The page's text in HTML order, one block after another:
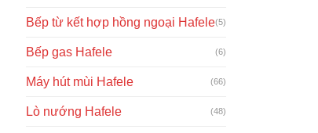
Bếp từ kết hợp hồng ngoại Hafele(5)
Bếp gas Hafele (6)
Máy hút mùi Hafele (66)
Lò nướng Hafele (48)